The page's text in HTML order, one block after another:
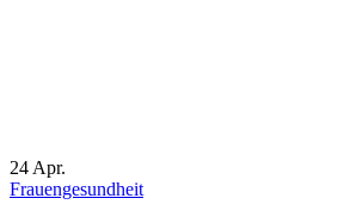
24 Apr.
Frauengesundheit